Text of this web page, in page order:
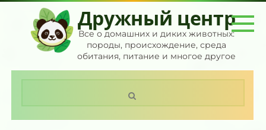
Перейти
контенту
Дружный центр
Все о домашних и диких животных:
породы, происхождение, среда
обитания, питание и многое другое